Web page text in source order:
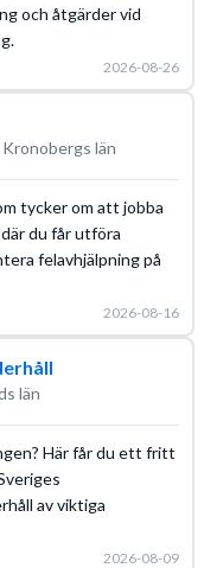
och åtgärder vid
2026-08-26
Kronobergs län
tycker om att jobba
du får utföra
felavhjälpning på
2026-08-16
län
Här får du ett fritt
av viktiga
2026-08-09